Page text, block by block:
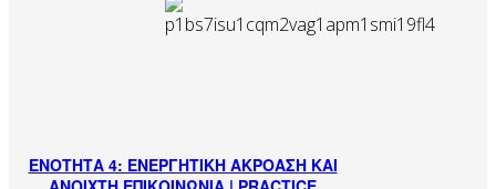
ΕΝΟΤΗΤΑ 4: ΕΝΕΡΓΗΤΙΚΗ ΑΚΡΟΑΣΗ ΚΑΙ